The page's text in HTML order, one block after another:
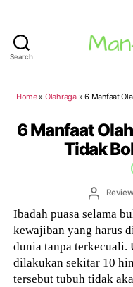
Search
Home» Olahraga»6 Manfaat
6 Manfaat
Tidak
Post
Ibadah puasa selama
kewajiban yang harus
dunia tanpa terkecuali.
dilakukan sekitar 10
tersebut tubuh tidak